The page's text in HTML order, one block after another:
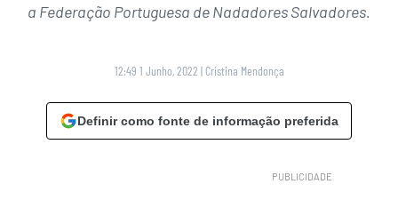
a Federação Portuguesa de Nadadores Salvadores.
12:49 1 Junho, 2022 | Cristina Mendonça
Definir como fonte de informação preferida